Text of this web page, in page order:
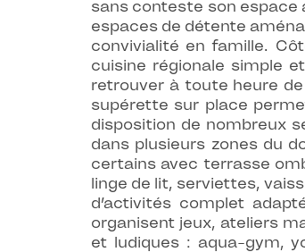
sans conteste son espace
espaces de détente
convivialité en famille.
cuisine régionale simple
retrouver à toute heure
supérette sur place
disposition de nombreux
dans plusieurs zones du
certains avec terrasse
linge de lit, serviettes,
d’activités complet
organisent jeux, ateliers
et ludiques : aqua-gym,